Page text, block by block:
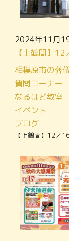
2024年11月
相模原市の葬
質問コーナー
なるほど教室
イベント
ブログ
【上鶴間】12／